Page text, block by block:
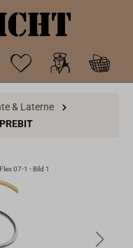
& Laterne
07-1 - Bild 1